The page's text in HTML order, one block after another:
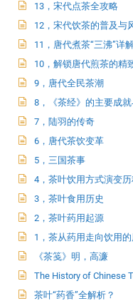
13，宋代点茶全攻略
12，宋代饮茶的普及与
11，唐代煮茶“三沸”详
10，解锁唐代煎茶的精
9，唐代全民茶潮
8，《茶经》的主要成
7，陆羽的传奇
6，唐代茶饮变革
5，三国茶事
4，茶叶饮用方式演变历
3，茶叶食用历史
2，茶叶药用起源
1，茶从药用走向饮用的
《茶笺》明，高濂
The History of Chinese
茶叶“药香”全解析？